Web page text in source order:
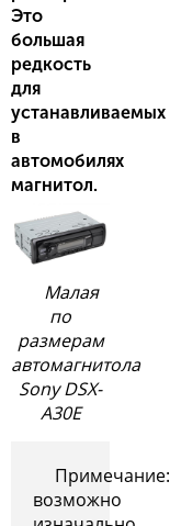
Это
большая
редкость
для
устанавливаемых
в
автомобилях
магнитол.
Малая
по
размерам
автомагнитола
Sony DSX-
A30E
Примечание:
возможно